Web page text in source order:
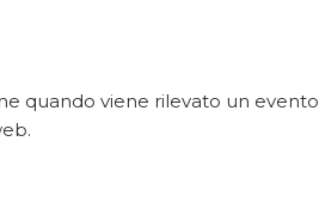
quando viene rilevato un evento